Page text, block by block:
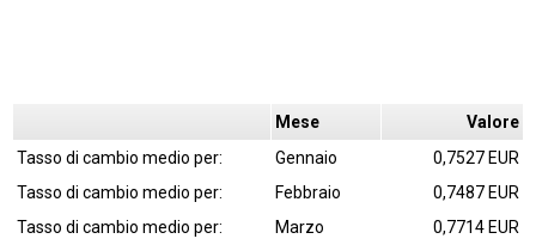
Mese
Valore
Tasso di cambio medio per:
Gennaio
0,7527 EUR
Tasso di cambio medio per:
Febbraio
0,7487 EUR
Tasso di cambio medio per:
Marzo
0,7714 EUR